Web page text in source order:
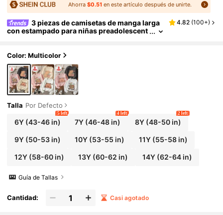
Ahorra $0.51en este artículo después de unirte.
3 piezas de camisetas de manga larga
con estampado para niñas preadolescent
ar como prenda exterior y para capas
4.82 (100+)
Color: Multicolor
Talla Por Defecto
6Y(43-46 in)
5 left
7Y (46-48 in)
4 left
8Y(48-50 in)
2 left
9Y(50-53 in) 10Y (53-55 in) 11Y(55-58 in)
12Y(58-60 in) 13Y (60-62 in) 14Y(62-64 in)
Guía de Tallas
Cantidad: Casi agotado